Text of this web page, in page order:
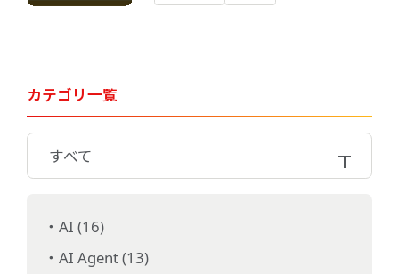
カテゴリ一覧
すべて
AI (16)
AI Agent (13)